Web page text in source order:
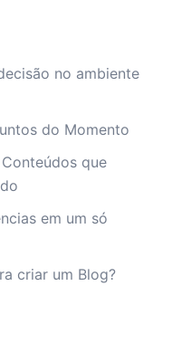
no ambiente
do Momento
que
em um só
criar um Blog?